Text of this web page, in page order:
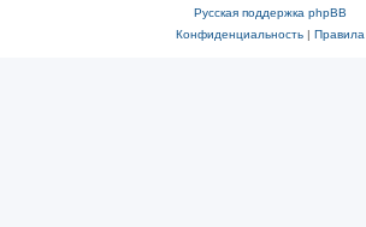
Русская поддержка phpBB
Конфиденциальность| Правила